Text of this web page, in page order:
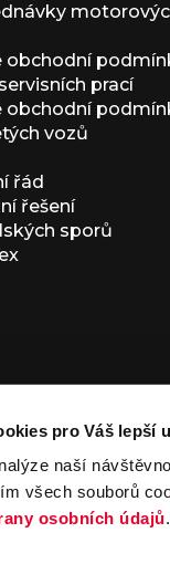
pro Váš lepší
naší
všech souborů
osobních údajů.
obchodní
prací
obchodní
vozů
řád
řešení
sporů
Policy and